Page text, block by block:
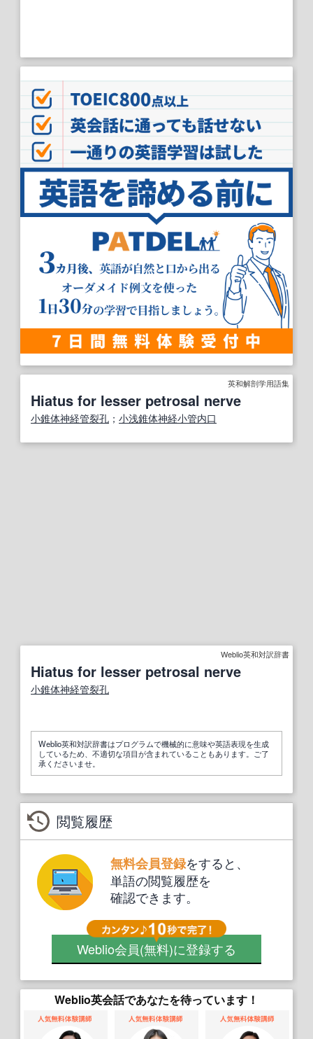
英和解剖学用語集
Hiatus for lesser petrosal nerve
小錐体神経管裂孔 ； 小浅錐体神経小管内口
Weblio英和対訳辞書
Hiatus for lesser petrosal nerve
小錐体神経管裂孔
Weblio英和対訳辞書はプログラムで機械的に意味や英語表現を生成
しているため、不適切な項目が含まれていることもあります。ご了
承くださいませ。
閲覧履歴
無料会員登録をすると、
単語の閲覧履歴を
確認できます。
Weblio会員(無料)に登録する
Weblio英会話であなたを待っています！